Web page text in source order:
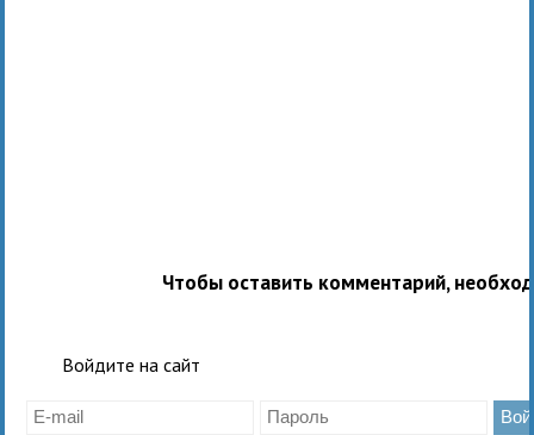
Чтобы оставить комментарий,
Войдите на сайт